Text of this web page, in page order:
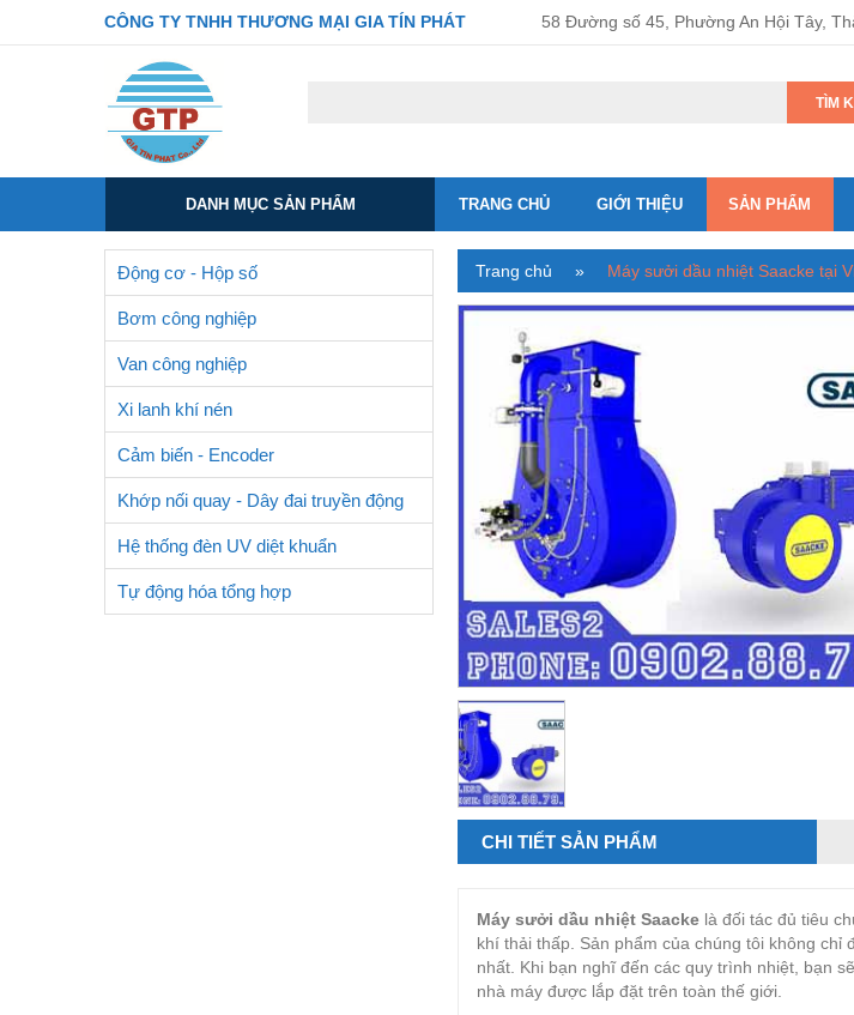
CÔNG TY TNHH THƯƠNG MẠI GIA TÍN PHÁT 58 Đường số 45, Phường An Hội Tây,
TÌM
DANH MỤC SẢN PHẨM TRANG CHỦ GIỚI THIỆU SẢN PHẨM
Động cơ - Hộp số
Bơm công nghiệp
Van công nghiệp
Xi lanh khí nén
Cảm biến - Encoder
Khớp nối quay - Dây đai truyền động
Hệ thống đèn UV diệt khuẩn
Tự động hóa tổng hợp
Trang chủ » Máy sưởi dầu nhiệt Saacke tại
CHI TIẾT SẢN PHẨM
Máy sưởi dầu nhiệt Saacke là đối tác đủ tiêu
khí thải thấp. Sản phẩm của chúng tôi không
nhất. Khi bạn nghĩ đến các quy trình nhiệt, bạn
nhà máy được lắp đặt trên toàn thế giới.